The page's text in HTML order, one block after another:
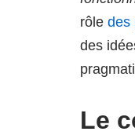
rôle des
des
Le